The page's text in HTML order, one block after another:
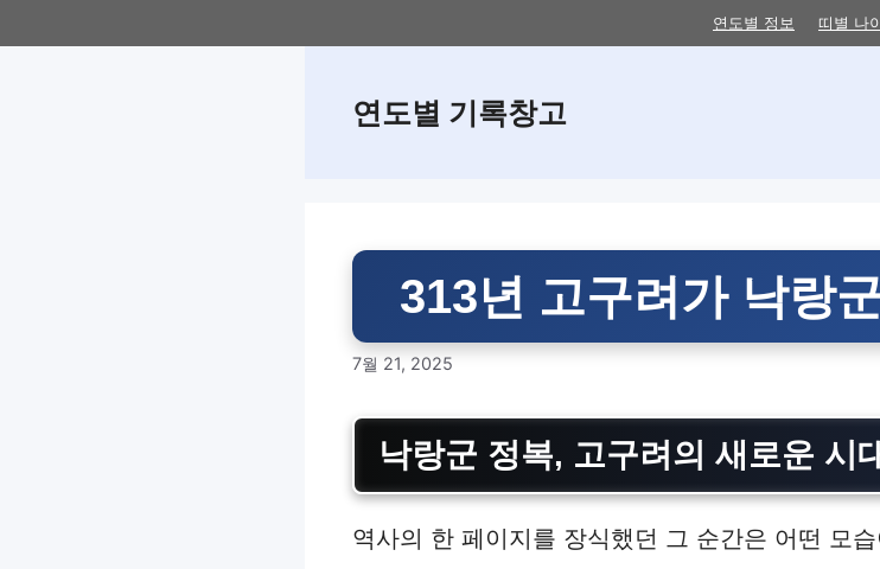
to
연도별 정보 띠별 나
연도별 기록창고
313년 고구려가 낙랑
7월 21, 2025
낙랑군 정복, 고구려의 새로운 시
역사의 한 페이지를 장식했던 그 순간은 어떤 모